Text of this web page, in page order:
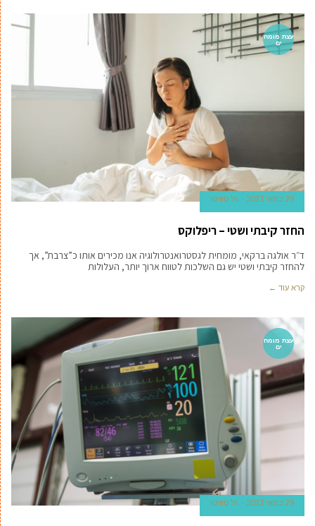
עצת מומח
ים
29 במאי 2023 גל טוויטו
החזר קיבתי ושטי – ריפלוקס
ד״ר אולגה ברקאי, מומחית לגסטרואנטרולוגיה אנו מכירים אותו כ”צרבת”, אך
להחזר קיבתי ושטי יש גם השלכות לטווח ארוך יותר, העלולות
קרא עוד ←
עצת מומח
ים
29 במאי 2023 גל טוויטו